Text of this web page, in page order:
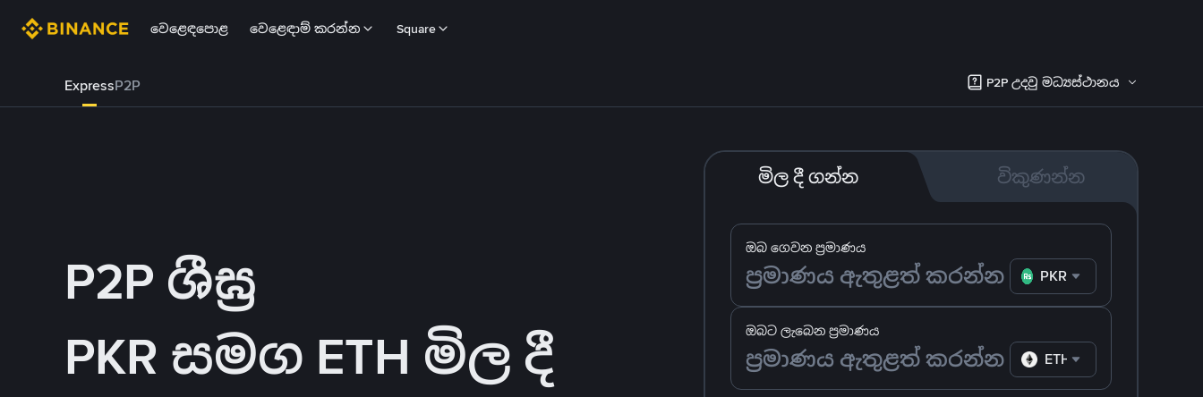
වෙළෙඳපොළ වෙළෙඳාම් කරන්න Square
ExpressP2P P2P උදවු මධ්‍යස්ථානය
P2P ශීඝ්‍ර
PKR සමග ETH මිල දී
මිල දී ගන්න විකුණන්න
ඔබ ගෙවන ප්‍රමාණය
PKR
ඔබට ලැබෙන ප්‍රමාණය
ETH